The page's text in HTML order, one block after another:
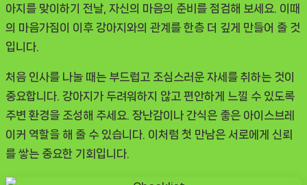
아지를 맞이하기 전날, 자신의 마음의 준비를 점검해 보세요. 이때
의 마음가짐이 이후 강아지와의 관계를 한층 더 깊게 만들어 줄 것
입니다.
처음 인사를 나눌 때는 부드럽고 조심스러운 자세를 취하는 것이
중요합니다. 강아지가 두려워하지 않고 편안하게 느낄 수 있도록
주변 환경을 조성해 주세요. 장난감이나 간식은 좋은 아이스브레
이커 역할을 해 줄 수 있습니다. 이처럼 첫 만남은 서로에게 신뢰
를 쌓는 중요한 기회입니다.